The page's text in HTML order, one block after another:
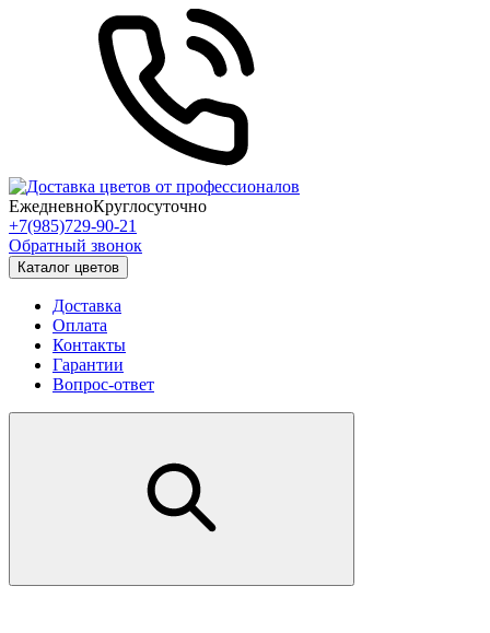
ЕжедневноКруглосуточно
+7(985)729-90-21
Обратный звонок
Каталог цветов
Доставка
Оплата
Контакты
Гарантии
Вопрос-ответ